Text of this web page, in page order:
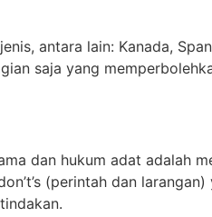
antara lain: Kanada,
saja yang
dan hukum adat adalah
(perintah dan